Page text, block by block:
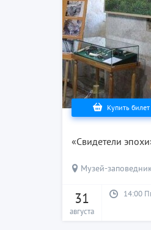
«Свидетели
Музей-заповедник
31
августа
14:00
Купить билет